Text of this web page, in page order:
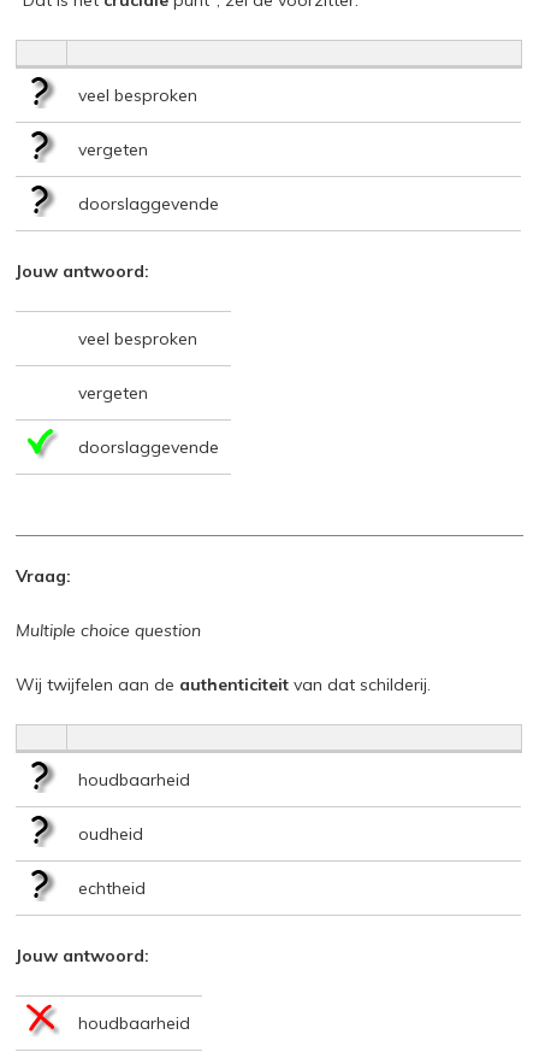
veel besproken
vergeten
doorslaggevende
Jouw antwoord:
veel besproken
vergeten
doorslaggevende
Vraag:
Multiple choice question
Wij twijfelen aan de authenticiteit van dat schilderij.
houdbaarheid
oudheid
echtheid
Jouw antwoord:
houdbaarheid